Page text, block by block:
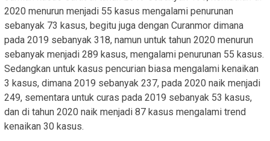
2020 menurun menjadi 55 kasus mengalami penurunan
sebanyak 73 kasus, begitu juga dengan Curanmor dimana
pada 2019 sebanyak 318, namun untuk tahun 2020 menurun
sebanyak menjadi 289 kasus, mengalami penurunan 55 kasus.
Sedangkan untuk kasus pencurian biasa mengalami kenaikan
3 kasus, dimana 2019 sebanyak 237, pada 2020 naik menjadi
249, sementara untuk curas pada 2019 sebanyak 53 kasus,
dan di tahun 2020 naik menjadi 87 kasus mengalami trend
kenaikan 30 kasus.